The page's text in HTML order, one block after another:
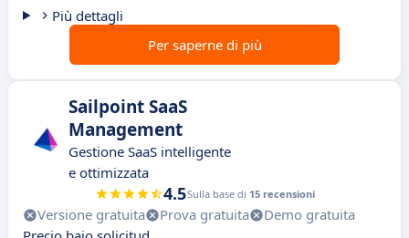
Più dettagli
Per saperne di più
Sailpoint SaaS
Management
Gestione SaaS intelligente
e ottimizzata
4.5Sulla base di 15 recensioni
Versione gratuita Prova gratuita
Demo gratuita